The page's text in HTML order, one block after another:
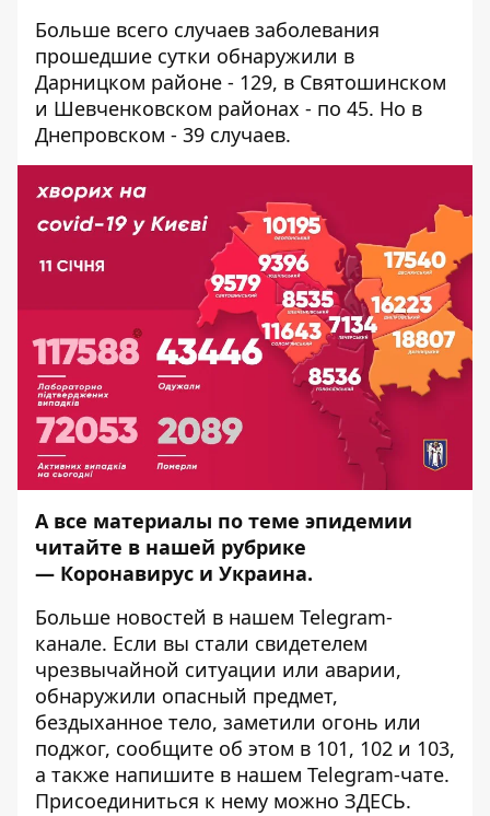
Больше всего случаев заболевания
прошедшие сутки обнаружили в
Дарницком районе - 129, в Святошинском
и Шевченковском районах - по 45. Но в
Днепровском - 39 случаев.
А все материалы по теме эпидемии
читайте в нашей рубрике
— Коронавирус и Украина.
Больше новостей в нашем Telegram-
канале. Если вы стали свидетелем
чрезвычайной ситуации или аварии,
обнаружили опасный предмет,
бездыханное тело, заметили огонь или
поджог, сообщите об этом в 101, 102 и 103,
а также напишите в нашем Telegram-чате.
Присоединиться к нему можно ЗДЕСЬ.